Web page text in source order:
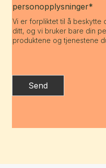
personopplysninger*
Vi er forpliktet til å
ditt, og vi bruker bare din
produktene og tjenestene
Send